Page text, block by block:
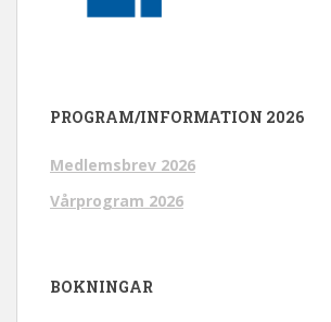
PROGRAM/INFORMATION 2026
Medlemsbrev 2026
Vårprogram 2026
BOKNINGAR